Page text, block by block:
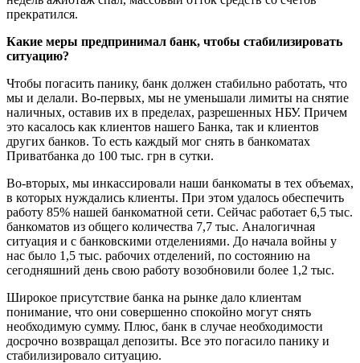
прекратился.
Какие меры предпринимал банк, чтобы стабилизировать
ситуацию?
Чтобы погасить панику, банк должен стабильно работать, что
мы и делали. Во-первых, мы не уменьшали лимиты на снятие
наличных, оставив их в пределах, разрешенных НБУ. Причем
это касалось как клиентов нашего Банка, так и клиентов
других банков. То есть каждый мог снять в банкоматах
Приватбанка до 100 тыс. грн в сутки.
Во-вторых, мы инкассировали наши банкоматы в тех объемах,
в которых нуждались клиенты. При этом удалось обеспечить
работу 85% нашей банкоматной сети. Сейчас работает 6,5 тыс.
банкоматов из общего количества 7,7 тыс. Аналогичная
ситуация и с банковскими отделениями. До начала войны у
нас было 1,5 тыс. рабочих отделений, по состоянию на
сегодняшний день свою работу возобновили более 1,2 тыс.
Широкое присутствие банка на рынке дало клиентам
понимание, что они совершенно спокойно могут снять
необходимую сумму. Плюс, банк в случае необходимости
досрочно возвращал депозиты. Все это погасило панику и
стабилизировало ситуацию.